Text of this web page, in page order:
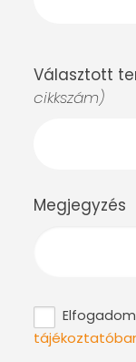
Választott
cikkszám)
Megjegyzés